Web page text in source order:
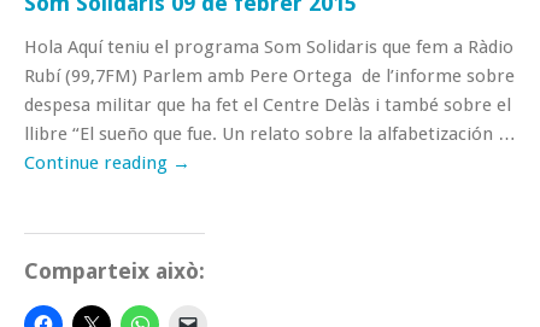
Hola Aquí teniu el programa Som Solidaris que fem a Ràdio
Rubí (99,7FM) Parlem amb Pere Ortega de l’informe sobre
despesa militar que ha fet el Centre Delàs i també sobre el
llibre “El sueño que fue. Un relato sobre la alfabetización …
Continue reading →
Comparteix això: